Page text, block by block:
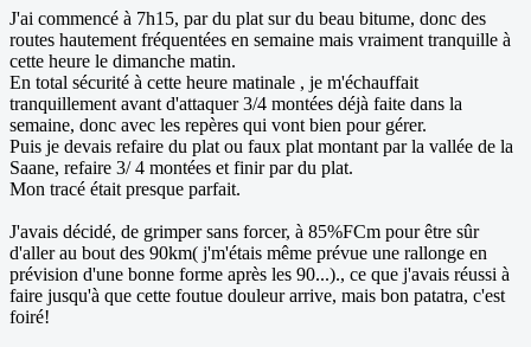
J'ai commencé à 7h15, par du plat sur du beau bitume, donc des
routes hautement fréquentées en semaine mais vraiment tranquille à
cette heure le dimanche matin.
En total sécurité à cette heure matinale , je m'échauffait
tranquillement avant d'attaquer 3/4 montées déjà faite dans la
semaine, donc avec les repères qui vont bien pour gérer.
Puis je devais refaire du plat ou faux plat montant par la vallée de la
Saane, refaire 3/ 4 montées et finir par du plat.
Mon tracé était presque parfait.
J'avais décidé, de grimper sans forcer, à 85%FCm pour être sûr
d'aller au bout des 90km( j'm'étais même prévue une rallonge en
prévision d'une bonne forme après les 90...)., ce que j'avais réussi à
faire jusqu'à que cette foutue douleur arrive, mais bon patatra, c'est
foiré!